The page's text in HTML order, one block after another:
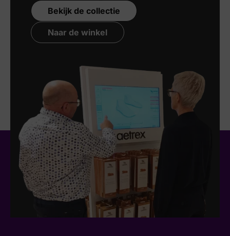
Bekijk de collectie
Naar de winkel